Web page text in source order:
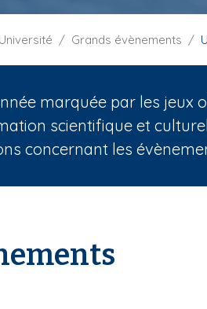
Université Grands évènements
marquée par les jeux
scientifique et
concernant les